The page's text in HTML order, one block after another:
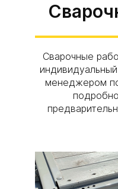
Сварочные
менеджером